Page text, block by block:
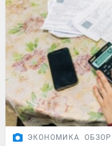
ЭКОНОМИКА ОБЗОР